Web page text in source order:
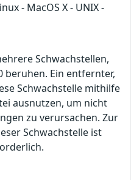
- MacOS X - UNIX -
Schwachstellen,
beruhen. Ein entfernter,
Schwachstelle mithilfe
ausnutzen, um nicht
zu verursachen. Zur
Schwachstelle ist